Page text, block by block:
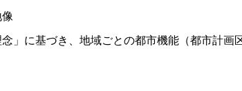
」に基づき、地域ごとの都市機能（都市計画